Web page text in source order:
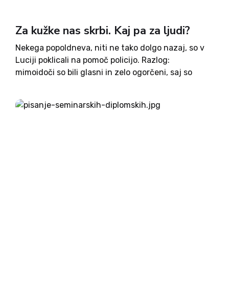
Za kužke nas skrbi. Kaj pa za ljudi?
Nekega popoldneva, niti ne tako dolgo nazaj, so v
Luciji poklicali na pomoč policijo. Razlog:
mimoidoči so bili glasni in zelo ogorčeni, saj so
avtomobilu. Njuna šestinštiridesetletna lastnica,
sicer pa državljanka Švice...